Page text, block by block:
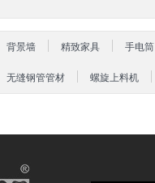
背景墙 精致家具 手电筒
无缝钢管管材 螺旋上料机